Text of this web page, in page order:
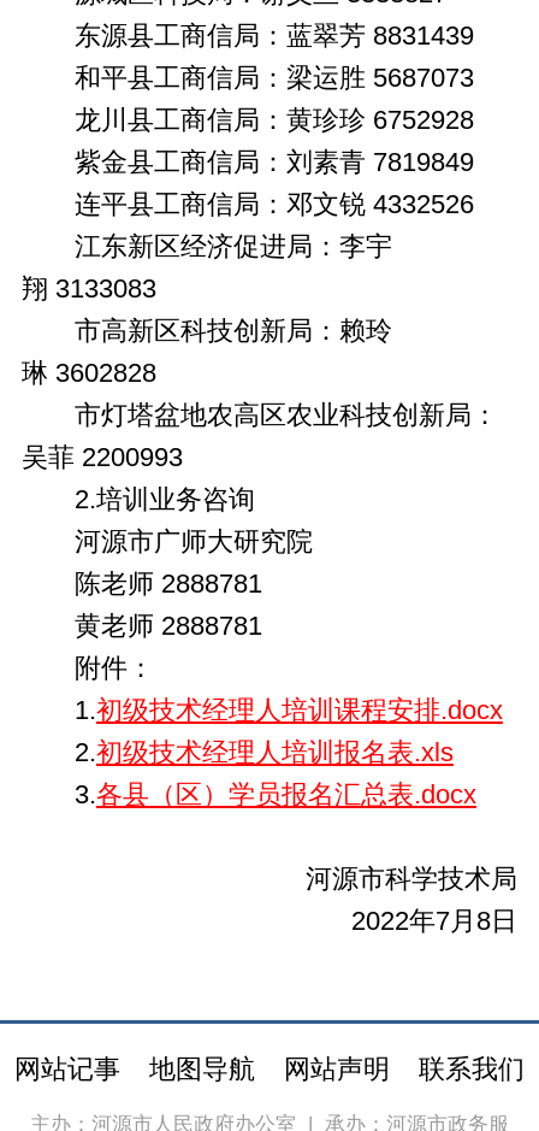
东源县工商信局：蓝翠芳 8831439
和平县工商信局：梁运胜 5687073
龙川县工商信局：黄珍珍 6752928
紫金县工商信局：刘素青 7819849
连平县工商信局：邓文锐 4332526
江东新区经济促进局：李宇
翔 3133083
市高新区科技创新局：赖玲
琳 3602828
市灯塔盆地农高区农业科技创新局：
吴菲 2200993
2.培训业务咨询
河源市广师大研究院
陈老师 2888781
黄老师 2888781
附件：
1.初级技术经理人培训课程安排.docx
2.初级技术经理人培训报名表.xls
3.各县（区）学员报名汇总表.docx
河源市科学技术局
2022年7月8日
网站记事 地图导航 网站声明 联系我们
主办：河源市人民政府办公室 | 承办：河源市政务服